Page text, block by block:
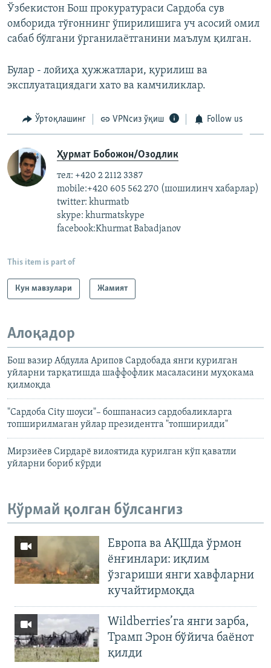
Ўзбекистон Бош прокуратураси Сардоба сув
омборида тўғоннинг ўпирилишига уч асосий омил
сабаб бўлгани ўрганилаётганини маълум қилган.
Булар - лойиҳа ҳужжатлари, қурилиш ва
эксплуатациядаги хато ва камчиликлар.
Ўртоқлашинг VPNсиз ўқиш Follow us
Ҳурмат Бобожон/Озодлик
тел: +420 2 2112 3387
mobile:+420 605 562 270 (шошилинч хабарлар)
twitter: khurmatb
skype: khurmatskype
facebook:Khurmat Babadjanov
This item is part of
Кун мавзулари Жамият
Алоқадор
Бош вазир Абдулла Арипов Сардобада янги қурилган
уйларни тарқатишда шаффофлик масаласини муҳокама
қилмоқда
"Сардоба City шоуси"– бошпанасиз сардобаликларга
топширилмаган уйлар президентга "топширилди"
Мирзиёев Сирдарё вилоятида қурилган кўп қаватли
уйларни бориб кўрди
Кўрмай қолган бўлсангиз
Европа ва АҚШда ўрмон
ёнғинлари: иқлим
ўзгариши янги хавфларни
кучайтирмоқда
Wildberries’га янги зарба,
Трамп Эрон бўйича баёнот
қилди